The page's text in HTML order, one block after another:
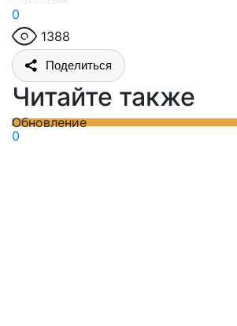
0
1388
Поделиться
Читайте также
Обновление
0